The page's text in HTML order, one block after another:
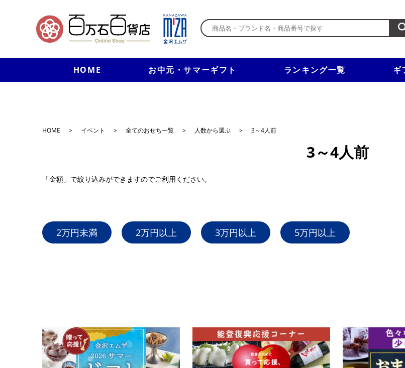
HOME お中元・サマーギフト ランキング一覧 ギ
新規入会で3千円以上で使える500円クーポンを
HOME > イベント > 全てのおせち一覧 > 人数から選ぶ > 3～4人前
3～4人前
「金額」で絞り込みができますのでご利用ください。
2万円未満 2万円以上 3万円以上 5万円以上